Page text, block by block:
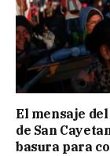
El mensaje
de San
basura para